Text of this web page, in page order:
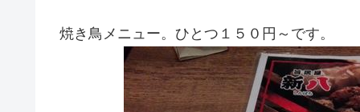
焼き鳥メニュー。ひとつ１５０円～です。